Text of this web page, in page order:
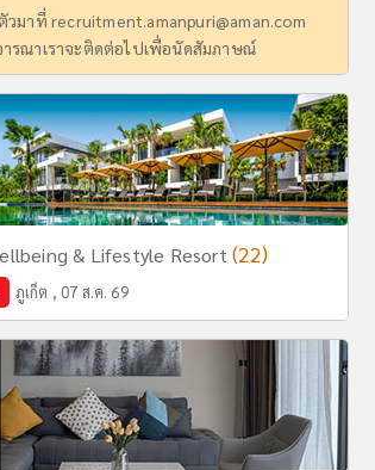
วมาที่ recruitment.amanpuri@aman.com
รณาเราจะติดต่อไปเพื่อนัดสัมภาษณ์
& Lifestyle Resort(22)
ภูเก็ต , 07 ส.ค. 69